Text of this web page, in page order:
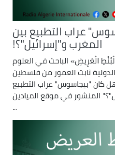
عراب التطبيع بين
المغرب و"إسرائيل"؟!
الْعَرِيضِ» الباحث في العلوم
ثابت العمور من فلسطين
كان "بيجاسوس" عراب التطبيع
المنشور في موقع الميادين
...